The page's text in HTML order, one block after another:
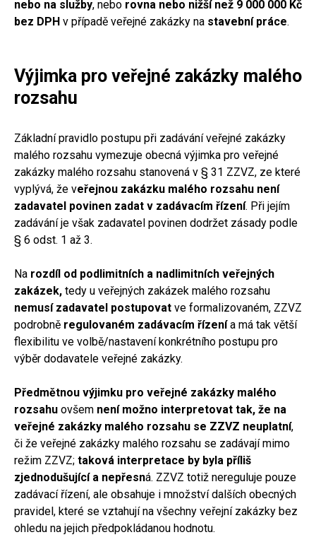
nebo na služby, nebo rovna nebo nižší než 9 000 000 Kč
bez DPH v případě veřejné zakázky na stavební práce.
Výjimka pro veřejné zakázky malého
rozsahu
Základní pravidlo postupu při zadávání veřejné zakázky
malého rozsahu vymezuje obecná výjimka pro veřejné
zakázky malého rozsahu stanovená v § 31 ZZVZ, ze které
vyplývá, že veřejnou zakázku malého rozsahu není
zadavatel povinen zadat v zadávacím řízení. Při jejím
zadávání je však zadavatel povinen dodržet zásady podle
§ 6 odst. 1 až 3.
Na rozdíl od podlimitních a nadlimitních veřejných
zakázek, tedy u veřejných zakázek malého rozsahu
nemusí zadavatel postupovat ve formalizovaném, ZZVZ
podrobně regulovaném zadávacím řízenía má tak větší
flexibilitu ve volbě/nastavení konkrétního postupu pro
výběr dodavatele veřejné zakázky.
Předmětnou výjimku pro veřejné zakázky malého
rozsahu ovšem není možno interpretovat tak, že na
veřejné zakázky malého rozsahu se ZZVZ neuplatní,
či že veřejné zakázky malého rozsahu se zadávají mimo
režim ZZVZ; taková interpretace by byla příliš
zjednodušující a nepřesná. ZZVZ totiž nereguluje pouze
zadávací řízení, ale obsahuje i množství dalších obecných
pravidel, které se vztahují na všechny veřejní zakázky bez
ohledu na jejich předpokládanou hodnotu.